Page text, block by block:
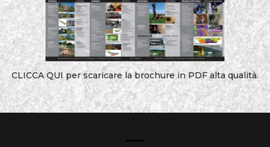
CLICCA QUI per scaricare la brochure in PDF alta qualità.